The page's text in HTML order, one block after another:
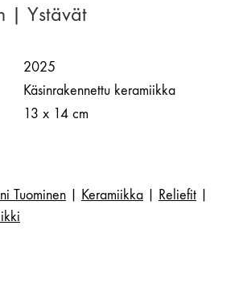
| Ystävät
2025
Käsinrakennettu keramiikka
13 x 14 cm
Tuominen Keramiikka Reliefit